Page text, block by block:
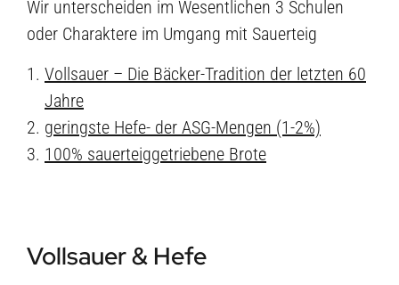
Wir unterscheiden im Wesentlichen 3 Schulen
oder Charaktere im Umgang mit Sauerteig
Vollsauer – Die Bäcker-Tradition der letzten 60
Jahre
geringste Hefe- der ASG-Mengen (1-2%)
100% sauerteiggetriebene Brote
Vollsauer & Hefe